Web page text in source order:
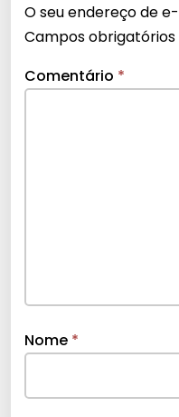
O seu endereço de
Campos
Comentário *
Nome *